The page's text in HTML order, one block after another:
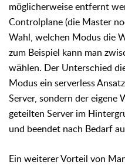
möglicherweise entfernt
Controlplane (die Master
Wahl, welchen Modus die
zum Beispiel kann man
wählen. Der Unterschied
Modus ein serverless
Server, sondern der eigene
geteilten Server im
und beendet nach Bedarf
Ein weiterer Vorteil von